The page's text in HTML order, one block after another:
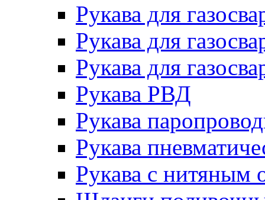
Рукава для
Рукава для
Рукава для
Рукава РВД
Рукава
Рукава
Рукава с нитяным